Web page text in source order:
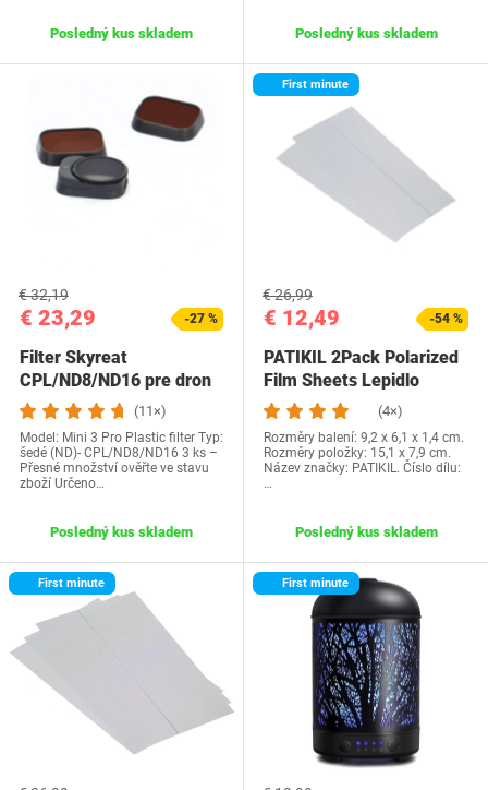
Posledný kus skladem Posledný kus skladem
€ 23,29
€ 32,19
-27 %
Filter Skyreat
CPL/ND8/ND16 pre dron
(11×)
Model: Mini 3 Pro Plastic filter Typ:
šedé (ND)- CPL/ND8/ND16 3 ks –
Přesné množství ověřte ve stavu
zboží Určeno…
Posledný kus skladem
First minute
€ 12,49
€ 26,99
-54 %
PATIKIL 2Pack Polarized
Film Sheets Lepidlo
Polarizer…
(4×)
Rozměry balení: 9,2 x 6,1 x 1,4 cm.
Rozměry položky: 15,1 x 7,9 cm.
Název značky: PATIKIL. Číslo dílu:
…
Posledný kus skladem
First minute First minute